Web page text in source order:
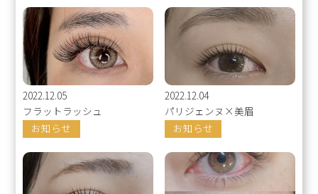
2022.12.05
フラットラッシュ
お知らせ
2022.12.04
パリジェンヌ×美眉
お知らせ